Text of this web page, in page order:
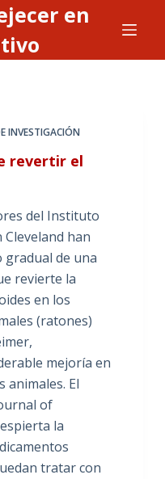
en
INVESTIGACIÓN
revertir el
del Instituto
Cleveland han
de una
revierte la
en los
(ratones)
mejoría en
animales. El
of
la
tratar con